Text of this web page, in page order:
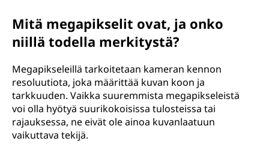
Mitä megapikselit ovat, ja onko
niillä todella merkitystä?
Megapikseleillä tarkoitetaan kameran kennon
resoluutiota, joka määrittää kuvan koon ja
tarkkuuden. Vaikka suuremmista megapikseleistä
voi olla hyötyä suurikokoisissa tulosteissa tai
rajauksessa, ne eivät ole ainoa kuvanlaatuun
vaikuttava tekijä.